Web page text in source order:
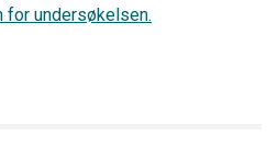
for undersøkelsen.